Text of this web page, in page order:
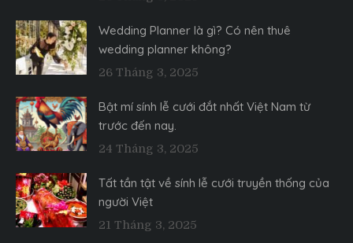
Wedding Planner là gì? Có nên thuê
wedding planner không?
26 Tháng 3, 2025
Bật mí sính lễ cưới đắt nhất Việt Nam từ
trước đến nay.
24 Tháng 3, 2025
Tất tần tật về sính lễ cưới truyền thống của
người Việt
21 Tháng 3, 2025